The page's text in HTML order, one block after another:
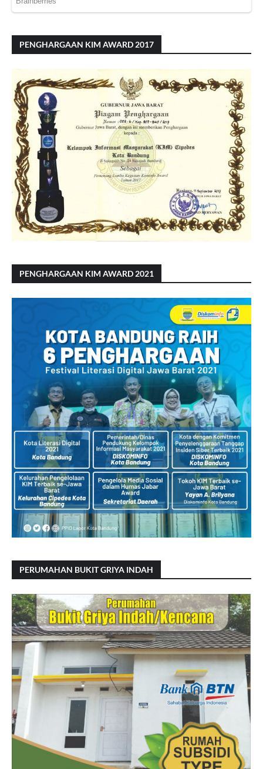
PENGHARGAAN KIM AWARD 2017
PENGHARGAAN KIM AWARD 2021
PERUMAHAN BUKIT GRIYA INDAH